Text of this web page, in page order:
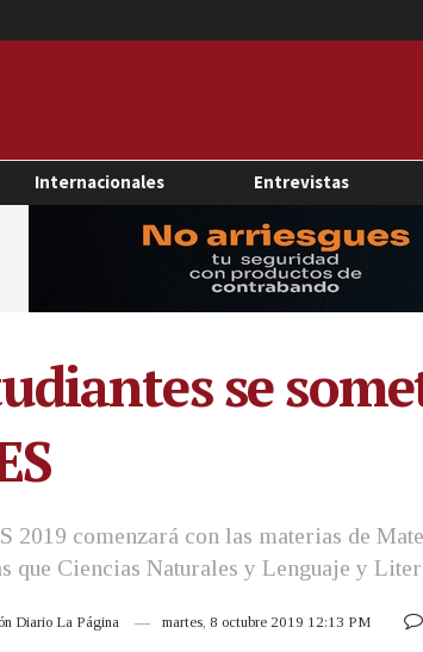
Internacionales Entrevistas
se
2019 comenzará con las materias de
que Ciencias Naturales y Lenguaje y
Diario La Página martes, 8 octubre 2019 12:13 PM